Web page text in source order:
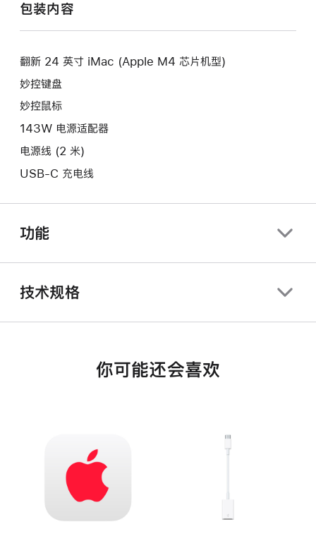
口。
新
窗
包装内容
翻新 24 英寸 iMac (Apple M4 芯片机型)
妙控键盘
妙控鼠标
143W 电源适配器
电源线 (2 米)
USB-C 充电线
功能
技术规格
你可能还会喜欢